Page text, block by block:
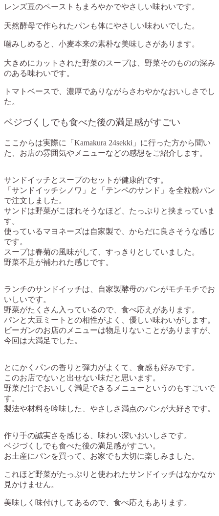
レンズ豆のペーストもまろやかでやさしい味わいです。
天然酵母で作られたパンも体にやさしい味わいでした。
噛みしめると、小麦本来の素朴な美味しさがあります。
大きめにカットされた野菜のスープは、野菜そのものの深み
のある味わいです。
トマトベースで、濃厚でありながらさわやかなおいしさでし
た。
ベジづくしでも食べた後の満足感がすごい
ここからは実際に「Kamakura 24sekki」に行った方から聞い
た、お店の雰囲気やメニューなどの感想をご紹介します。
サンドイッチとスープのセットが健康的です。
「サンドイッチシノワ」と「テンペのサンド」を全粒粉パン
で注文しました。
サンドは野菜がこぼれそうなほど、たっぷりと挟まっていま
す。
使っているマヨネーズは自家製で、からだに良さそうな感じ
です。
スープは春菊の風味がして、すっきりとしていました。
野菜不足が補われた感じです。
ランチのサンドイッチは、自家製酵母のパンがモチモチでお
いしいです。
野菜がたくさん入っているので、食べ応えがあります。
パンと大豆ミートとの相性がよく、優しい味わいがします。
ビーガンのお店のメニューは物足りないことがありますが、
今回は大満足でした。
とにかくパンの香りと弾力がよくて、食感も好みです。
このお店でないと出せない味だと思います。
野菜だけでおいしく満足できるメニューというのもすごいで
す。
製法や材料を吟味した、やさしさ満点のパンが大好きです。
作り手の誠実さを感じる、味わい深いおいしさです。
ベジづくしでも食べた後の満足感がすごい。
お土産にパンを買って、お家でも大切に楽しみました。
これほど野菜がたっぷりと使われたサンドイッチはなかなか
見かけません。
美味しく味付けしてあるので、食べ応えもあります。